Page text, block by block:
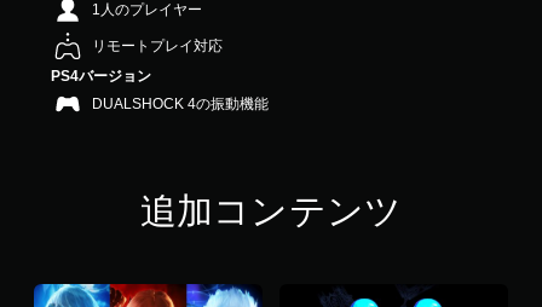
3
で
す
1人のプレイヤー
リモートプレイ対応
PS4バージョン
DUALSHOCK 4の振動機能
追加コンテンツ